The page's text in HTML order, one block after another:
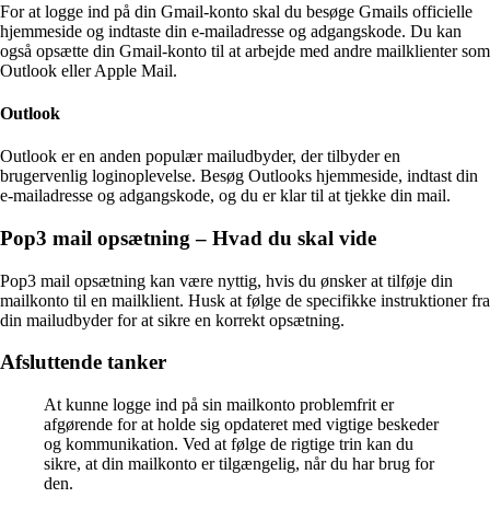
For at logge ind på din Gmail-konto skal du besøge Gmails officielle
hjemmeside og indtaste din e-mailadresse og adgangskode. Du kan
også opsætte din Gmail-konto til at arbejde med andre mailklienter som
Outlook eller Apple Mail.
Outlook
Outlook er en anden populær mailudbyder, der tilbyder en
brugervenlig loginoplevelse. Besøg Outlooks hjemmeside, indtast din
e-mailadresse og adgangskode, og du er klar til at tjekke din mail.
Pop3 mail opsætning – Hvad du skal vide
Pop3 mail opsætning kan være nyttig, hvis du ønsker at tilføje din
mailkonto til en mailklient. Husk at følge de specifikke instruktioner fra
din mailudbyder for at sikre en korrekt opsætning.
Afsluttende tanker
At kunne logge ind på sin mailkonto problemfrit er
afgørende for at holde sig opdateret med vigtige beskeder
og kommunikation. Ved at følge de rigtige trin kan du
sikre, at din mailkonto er tilgængelig, når du har brug for
den.